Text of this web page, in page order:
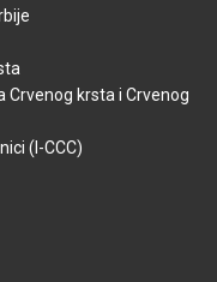
krsta i Crvenog
(I-CCC)